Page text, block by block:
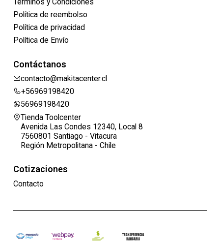
Política de reembolso
Política de privacidad
Política de Envío
Contáctanos
contacto@makitacenter.cl
+56969198420
56969198420
Tienda Toolcenter
Avenida Las Condes 12340, Local 8
7560801 Santiago - Vitacura
Región Metropolitana - Chile
Cotizaciones
Contacto